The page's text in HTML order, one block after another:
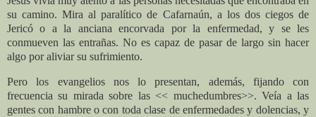
su camino. Mira al paralítico de Cafarnaún, a los dos ciegos de
Jericó o a la anciana encorvada por la enfermedad, y se les
conmueven las entrañas. No es capaz de pasar de largo sin hacer
algo por aliviar su sufrimiento.
Pero los evangelios nos lo presentan, además, fijando con
frecuencia su mirada sobre las << muchedumbres>>. Veía a las
gentes con hambre o con toda clase de enfermedades y dolencias, y